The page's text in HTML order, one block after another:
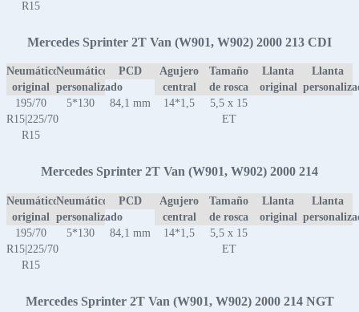
R15
Mercedes Sprinter 2T Van (W901, W902) 2000 213 CDI
Neumático
original
Neumático
personalizado
PCD
Agujero
central
Tamaño
de rosca
Llanta
original
Llanta
195/70
R15|225/70
R15
5*130 84,1 mm 14*1,5
5,5 x 15
ET
Mercedes Sprinter 2T Van (W901, W902) 2000 214
Neumático
original
Neumático
personalizado
PCD
Agujero
central
Tamaño
de rosca
Llanta
original
Llanta
195/70
R15|225/70
R15
5*130 84,1 mm 14*1,5
5,5 x 15
ET
Mercedes Sprinter 2T Van (W901, W902) 2000 214 NGT